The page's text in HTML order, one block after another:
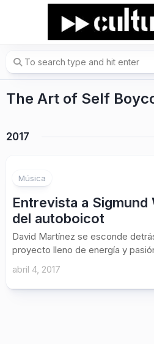
The Art of Self
2017
Música
Entrevista a Sigmund
del autoboicot
David Martínez se esconde
proyecto lleno de energía y
abril 4, 2017